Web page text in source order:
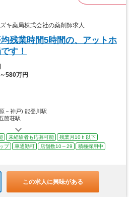
薬局株式会社の薬剤師求人
均残業時間5時間の、アットホ
す！
580万円
－神戸) 能登川駅
箇荘駅
未経験者も応募可能
残業月10ｈ以下
プ 車通勤可 店舗数10～29
積極採用中
この求人に興味がある